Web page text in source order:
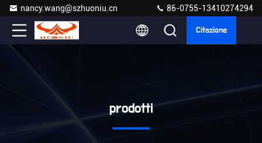
nancy.wang@szhuoniu.cn 86-0755-13410274294
Citazione
prodotti